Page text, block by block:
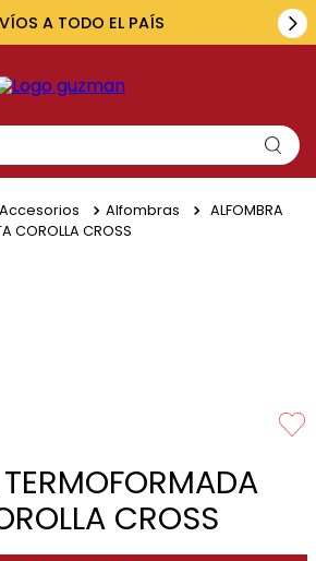
A TODO EL PAÍS
Accesorios Alfombras
ALFOMBRA
COROLLA CROSS
CROSS